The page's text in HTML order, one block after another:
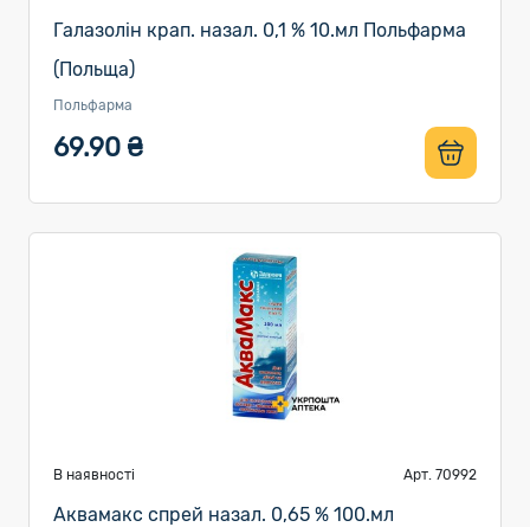
Галазолін крап. назал. 0,1 % 10.мл Польфарма
(Польща)
Польфарма
69.90 ₴
В наявності Арт. 70992
Аквамакс спрей назал. 0,65 % 100.мл